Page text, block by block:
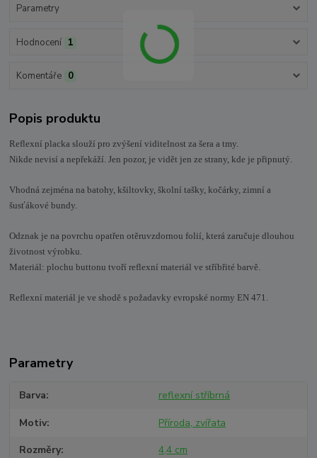
Parametry
Hodnocení 1
Komentáře 0
Popis produktu
Reflexní placka slouží pro zvýšení viditelnost za šera a tmy.
Nikde nevisí a nepřekáží. Jen pozor, je vidět jen ze strany, kde je připnutý.
Vhodná zejména na batohy, kšiltovky, školní tašky, kočárky, zimní a
šusťákové bundy.
Odznak je na povrchu opatřen otěruvzdornou folií, která zaručuje dlouhou
životnost výrobku.
Materiál: plochu buttonu tvoří reflexní materiál ve stříbřité barvě.
Reflexní materiál je ve shodě s požadavky evropské normy EN 471.
Parametry
Barva reflexní stříbrná
Motiv Příroda, zvířata
Rozměry 4,4 cm